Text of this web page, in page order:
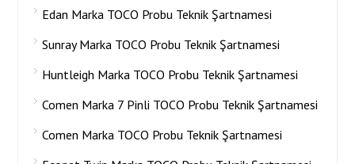
Edan Marka TOCO Probu Teknik Şartnamesi
Sunray Marka TOCO Probu Teknik Şartnamesi
Huntleigh Marka TOCO Probu Teknik Şartnamesi
Comen Marka 7 Pinli TOCO Probu Teknik Şartnamesi
Comen Marka TOCO Probu Teknik Şartnamesi